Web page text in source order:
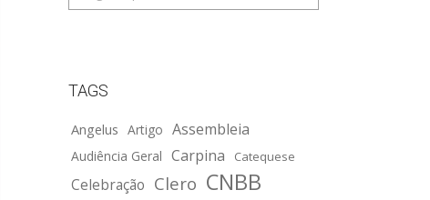
TAGS
Angelus Artigo Assembleia
Audiência Geral Carpina Catequese
Celebração Clero CNBB